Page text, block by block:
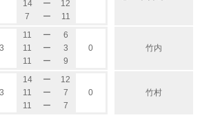
14
ー
12
7
ー 11
3
11 ー
6
11
ー
3
11
ー 9
0 竹内
3
14 ー
12
11
ー
7
11
ー 7
0 竹村